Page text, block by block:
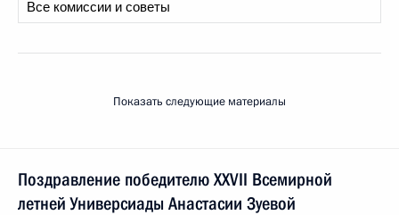
Показать следующие материалы
Поздравление победителю XXVII Всемирной
летней Универсиады Анастасии Зуевой